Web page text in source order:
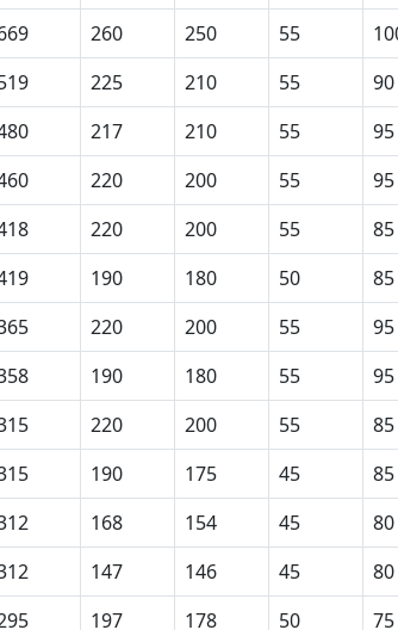
260 250 55
225 210 55 90
217 210 55 95
220 200 55 95
220 200 55 85
190 180 50 85
220 200 55 95
190 180 55 95
220 200 55 85
190 175 45 85
168 154 45 80
147 146 45 80
197 178 50 75